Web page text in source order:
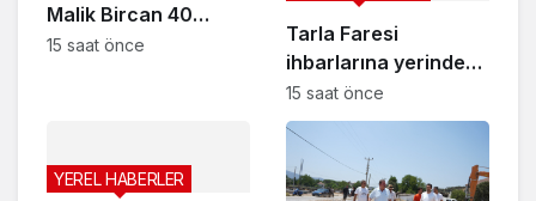
Malik Bircan 40
Yaşında Vefat Etti
15 saat önce
Tarla Faresi
ihbarlarına yerinde
inceleme, üreticilere
destek
15 saat önce
YEREL HABERLER